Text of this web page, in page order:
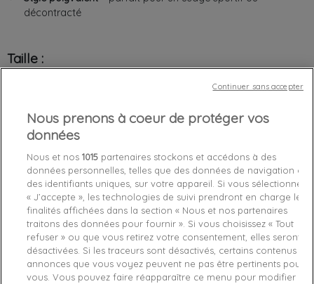
décontracté
Taille :
Prenez votre taille habituelle
Chez vousentre le mercredi 12/08/26et le jeudi 13/08/26
Je craque ! favorite_border
Nous prenons à coeur de protéger vos
données
Nous et nos1015 partenaires stockons et accédons à des
données personnelles, telles que des données de navigation ou
des identifiants uniques, sur votre appareil. Si vous sélectionnez
« J’accepte », les technologies de suivi prendront en charge les
finalités affichées dans la section « Nous et nos partenaires
traitons des données pour fournir ». Si vous choisissez « Tout
refuser » ou que vous retirez votre consentement, elles seront
désactivées. Si les traceurs sont désactivés, certains contenus et
annonces que vous voyez peuvent ne pas être pertinents pour
vous. Vous pouvez faire réapparaître ce menu pour modifier
Continuer sans accepter